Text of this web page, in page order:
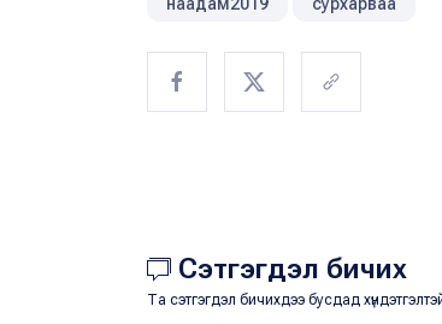
Сэтгэгдэл бичих
Та сэтгэгдэл бичихдээ бусдад